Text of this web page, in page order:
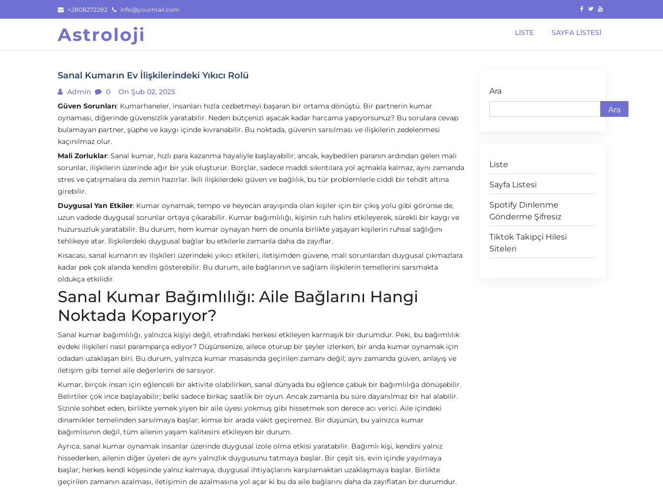
to
+2808272282 info@yourmail.com
Astroloji LISTE SAYFA LISTESI
Sanal Kumarın Ev İlişkilerindeki Yıkıcı Rolü
Admin 0
On Şub 02, 2025
Güven Sorunları: Kumarhaneler, insanları hızla cezbetmeyi başaran bir ortama dönüştü. Bir partnerin kumar
oynaması, diğerinde güvensizlik yaratabilir. Neden bütçenizi aşacak kadar harcama yapıyorsunuz? Bu sorulara cevap
bulamayan partner, şüphe ve kaygı içinde kıvranabilir. Bu noktada, güvenin sarsılması ve ilişkilerin zedelenmesi
kaçınılmaz olur.
Mali Zorluklar: Sanal kumar, hızlı para kazanma hayaliyle başlayabilir; ancak, kaybedilen paranın ardından gelen mali
sorunlar, ilişkilerin üzerinde ağır bir yük oluşturur. Borçlar, sadece maddi sıkıntılara yol açmakla kalmaz, aynı zamanda
stres ve çatışmalara da zemin hazırlar. İkili ilişkilerdeki güven ve bağlılık, bu tür problemlerle ciddi bir tehdit altına
girebilir.
Duygusal Yan Etkiler: Kumar oynamak, tempo ve heyecan arayışında olan kişiler için bir çıkış yolu gibi görünse de,
uzun vadede duygusal sorunlar ortaya çıkarabilir. Kumar bağımlılığı, kişinin ruh halini etkileyerek, sürekli bir kaygı ve
huzursuzluk yaratabilir. Bu durum, hem kumar oynayan hem de onunla birlikte yaşayan kişilerin ruhsal sağlığını
tehlikeye atar. İlişkilerdeki duygusal bağlar bu etkilerle zamanla daha da zayıflar.
Kısacası, sanal kumarın ev ilişkileri üzerindeki yıkıcı etkileri, iletişimden güvene, mali sorunlardan duygusal çıkmazlara
kadar pek çok alanda kendini gösterebilir. Bu durum, aile bağlarının ve sağlam ilişkilerin temellerini sarsmakta
oldukça etkilidir.
Sanal Kumar Bağımlılığı: Aile Bağlarını Hangi
Noktada Koparıyor?
Sanal kumar bağımlılığı, yalnızca kişiyi değil, etrafındaki herkesi etkileyen karmaşık bir durumdur. Peki, bu bağımlılık
evdeki ilişkileri nasıl paramparça ediyor? Düşünsenize, ailece oturup bir şeyler izlerken, bir anda kumar oynamak için
odadan uzaklaşan biri. Bu durum, yalnızca kumar masasında geçirilen zamanı değil; aynı zamanda güven, anlayış ve
iletişim gibi temel aile değerlerini de sarsıyor.
Kumar, birçok insan için eğlenceli bir aktivite olabilirken, sanal dünyada bu eğlence çabuk bir bağımlılığa dönüşebilir.
Belirtiler çok ince başlayabilir; belki sadece birkaç saatlik bir oyun. Ancak zamanla bu süre dayanılmaz bir hal alabilir.
Sizinle sohbet eden, birlikte yemek yiyen bir aile üyesi yokmuş gibi hissetmek son derece acı verici. Aile içindeki
dinamikler temelinden sarsılmaya başlar; kimse bir arada vakit geçiremez. Bir düşünün, bu yalnızca kumar
bağımlısının değil, tüm ailenin yaşam kalitesini etkileyen bir durum.
Ayrıca, sanal kumar oynamak insanlar üzerinde duygusal izole olma etkisi yaratabilir. Bağımlı kişi, kendini yalnız
hissederken, ailenin diğer üyeleri de aynı yalnızlık duygusunu tatmaya başlar. Bir çeşit sis, evin içinde yayılmaya
başlar; herkes kendi köşesinde yalnız kalmaya, duygusal ihtiyaçlarını karşılamaktan uzaklaşmaya başlar. Birlikte
geçirilen zamanın azalması, iletişimin de azalmasına yol açar ki bu da aile bağlarını daha da zayıflatan bir durumdur.
Ara
Ara
Liste
Sayfa Listesi
Spotify Dinlenme
Gönderme Şifresiz
Tiktok Takipçi Hilesi
Siteleri